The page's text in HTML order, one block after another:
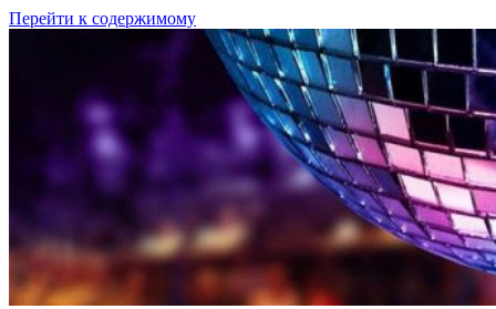
Перейти к содержимому